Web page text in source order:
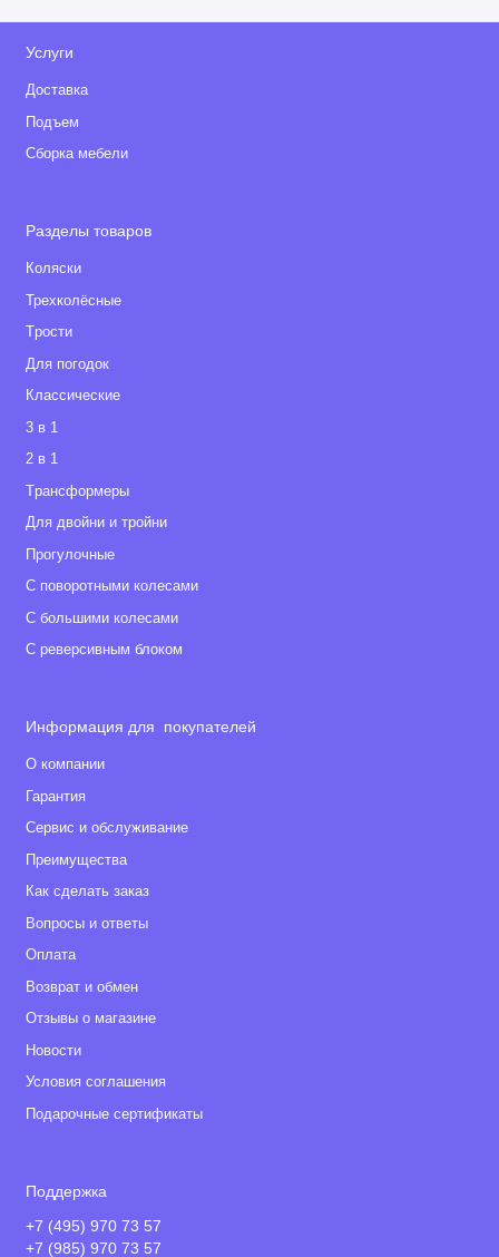
Услуги
Доставка
Подъем
Сборка мебели
Разделы товаров
Коляски
Трехколёсные
Tрости
Для погодок
Классические
3 в 1
2 в 1
Tрансформеры
Для двойни и тройни
Прогулочные
С поворотными колесами
С большими колесами
С реверсивным блоком
Информация для покупателей
О компании
Гарантия
Сервис и обслуживание
Преимущества
Как сделать заказ
Вопросы и ответы
Оплата
Возврат и обмен
Отзывы о магазине
Новости
Условия соглашения
Подарочные сертификаты
Поддержка
+7 (495) 970 73 57
+7 (985) 970 73 57